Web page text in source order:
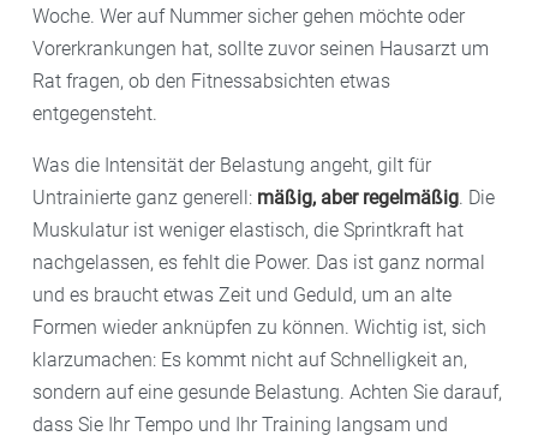
Woche. Wer auf Nummer sicher gehen möchte oder
Vorerkrankungen hat, sollte zuvor seinen Hausarzt um
Rat fragen, ob den Fitnessabsichten etwas
entgegensteht.
Was die Intensität der Belastung angeht, gilt für
Untrainierte ganz generell: mäßig, aber regelmäßig. Die
Muskulatur ist weniger elastisch, die Sprintkraft hat
nachgelassen, es fehlt die Power. Das ist ganz normal
und es braucht etwas Zeit und Geduld, um an alte
Formen wieder anknüpfen zu können. Wichtig ist, sich
klarzumachen: Es kommt nicht auf Schnelligkeit an,
sondern auf eine gesunde Belastung. Achten Sie darauf,
dass Sie Ihr Tempo und Ihr Training langsam und